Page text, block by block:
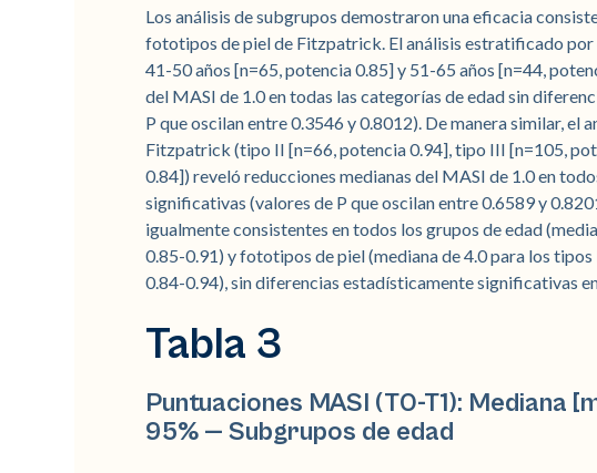
Los análisis de subgrupos demostraron una eficacia
fototipos de piel de Fitzpatrick. El análisis estratificado por
41-50 años [n=65, potencia 0.85] y 51-65 años [n=44,
del MASI de 1.0 en todas las categorías de edad sin
P que oscilan entre 0.3546 y 0.8012). De manera similar,
Fitzpatrick (tipo II [n=66, potencia 0.94], tipo III [n=105,
0.84]) reveló reducciones medianas del MASI de 1.0 en
significativas (valores de P que oscilan entre 0.6589 y
igualmente consistentes en todos los grupos de edad
0.85-0.91) y fototipos de piel (mediana de 4.0 para los
0.84-0.94), sin diferencias estadísticamente significativas
Tabla 3
Puntuaciones MASI (T0-T1): Mediana
95% — Subgrupos de edad